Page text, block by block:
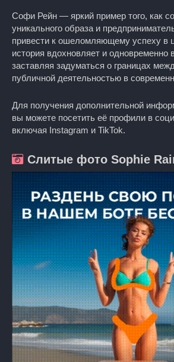
Софи Рейн — яркий пример того, как
уникального образа и
привести к ошеломляющему успеху в
история вдохновляет и одновременно
заставляя задуматься о границах
публичной деятельностью в
Для получения дополнительной
вы можете посетить её профили в
включая Instagram и TikTok.
Слитые фото Sophie